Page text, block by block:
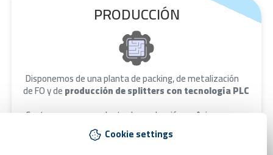
Cookie settings
PRODUCCIÓN
Disponemos de una planta de packing, de metalización
de FO y deproducción de splitters con tecnología PLC
Contamos con una planta de producción en Asia para
producción propia de conectores y adaptadores